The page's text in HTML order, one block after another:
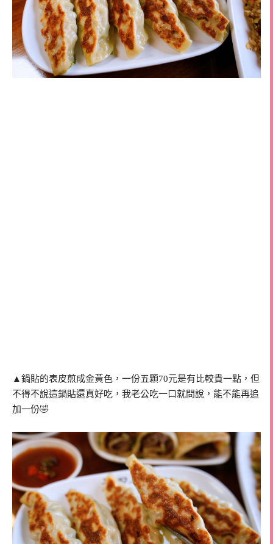
▲鍋貼的表皮煎成金黃色，一份五顆70元是有比較貴一點，但
不得不說這鍋貼還真好吃，我老公吃一口就問說，能不能再追
加一份🤣